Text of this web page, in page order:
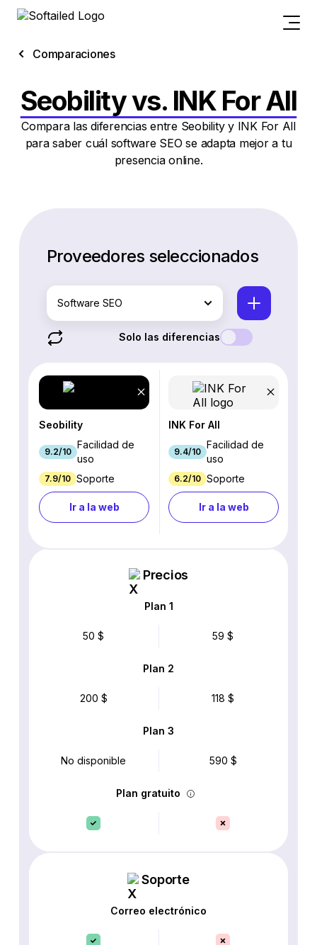
Comparaciones
Seobility vs. INK For All
Compara las diferencias entre Seobility y INK For All
para saber cuál software SEO se adapta mejor a tu
presencia online.
Proveedores seleccionados
Software SEO
Solo las diferencias
Seobility
9.2/10
Facilidad de
uso
7.9/10 Soporte
Ir a la web
INK For All
9.4/10
Facilidad de
uso
6.2/10 Soporte
Ir a la web
Precios
Plan 1
50 $ 59 $
Plan 2
200 $ 118 $
Plan 3
No disponible 590 $
Plan gratuito
Soporte
Correo electrónico